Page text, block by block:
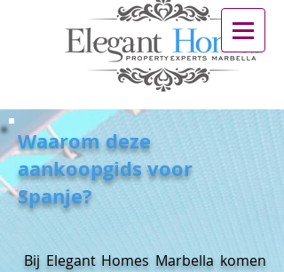
Waarom deze
aankoopgids voor
Spanje?
Bij Elegant Homes Marbella komen